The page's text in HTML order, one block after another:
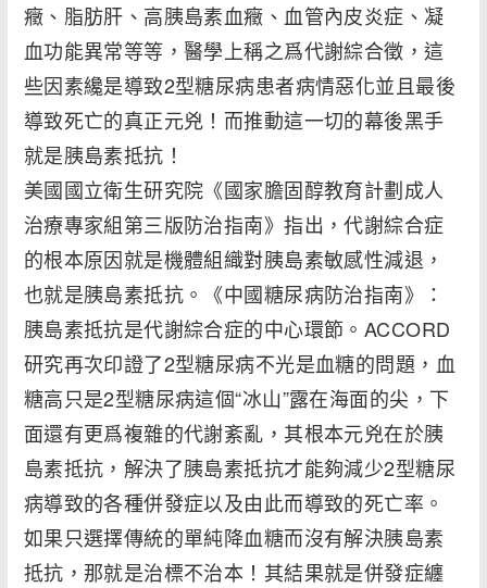
癥、脂肪肝、高胰島素血癥、血管內皮炎症、凝
血功能異常等等，醫學上稱之爲代謝綜合徵，這
些因素纔是導致2型糖尿病患者病情惡化並且最後
導致死亡的真正元兇！而推動這一切的幕後黑手
就是胰島素抵抗！
美國國立衛生研究院《國家膽固醇教育計劃成人
治療專家組第三版防治指南》指出，代謝綜合症
的根本原因就是機體組織對胰島素敏感性減退，
也就是胰島素抵抗。《中國糖尿病防治指南》：
胰島素抵抗是代謝綜合症的中心環節。ACCORD
研究再次印證了2型糖尿病不光是血糖的問題，血
糖高只是2型糖尿病這個“冰山”露在海面的尖，下
面還有更爲複雜的代謝紊亂，其根本元兇在於胰
島素抵抗，解決了胰島素抵抗才能夠減少2型糖尿
病導致的各種併發症以及由此而導致的死亡率。
如果只選擇傳統的單純降血糖而沒有解決胰島素
抵抗，那就是治標不治本！其結果就是併發症纏